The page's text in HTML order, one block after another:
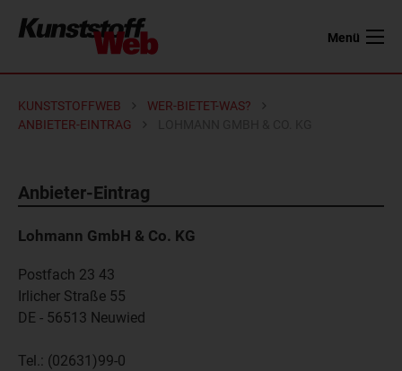
Menü
KUNSTSTOFFWEB
WER-BIETET-WAS?
ANBIETER-EINTRAG
Anbieter-Eintrag
Lohmann GmbH & Co. KG
Postfach 23 43
Irlicher Straße 55
DE - 56513 Neuwied
Tel.: (02631)99-0